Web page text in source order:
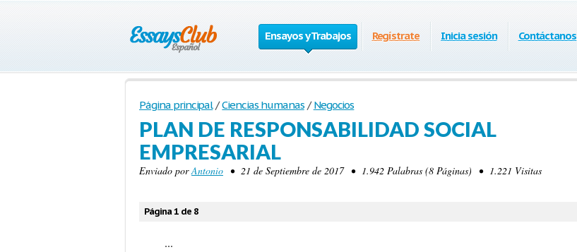
Ensayos y Trabajos Regístrate Inicia sesión Contáctanos
Página principal / Ciencias humanas / Negocios
PLAN DE RESPONSABILIDAD SOCIAL
EMPRESARIAL
Enviado porAntonio • 21 de Septiembre de 2017 • 1.942 Palabras (8 Páginas) • 1.221 Visitas
Página 1 de 8
...